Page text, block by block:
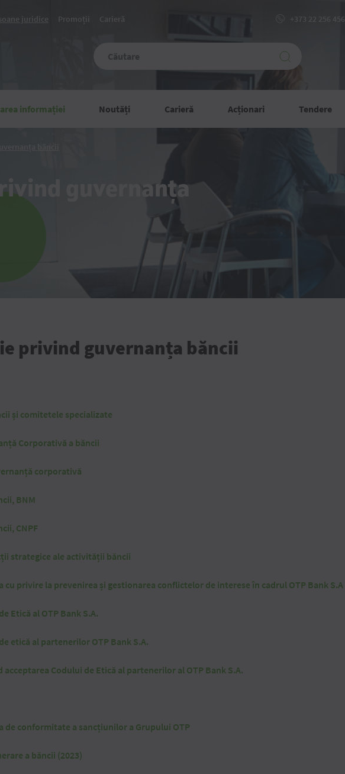
juridice Promoții Carieră +373 22 256 456
informației Noutăți Carieră Acționari Tendere
guvernanța
privind guvernanța băncii
și comitetele specializate
Corporativă a băncii
corporativă
BNM
CNPF
strategice ale activității băncii
cu privire la prevenirea și gestionarea conflictelor de interese în cadrul OTP Bank S.A
Etică al OTP Bank S.A.
etică al partenerilor OTP Bank S.A.
Codului de Etică al partenerilor al OTP Bank S.A.
de conformitate a sancțiunilor a Grupului OTP
a băncii (2023)